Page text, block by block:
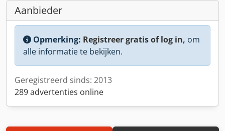
Aanbieder
Opmerking: Registreer gratis of log in, om
alle informatie te bekijken.
Geregistreerd sinds: 2013
289 advertenties online